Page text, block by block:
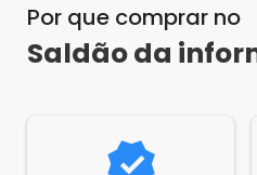
Por que comprar no
Saldão da